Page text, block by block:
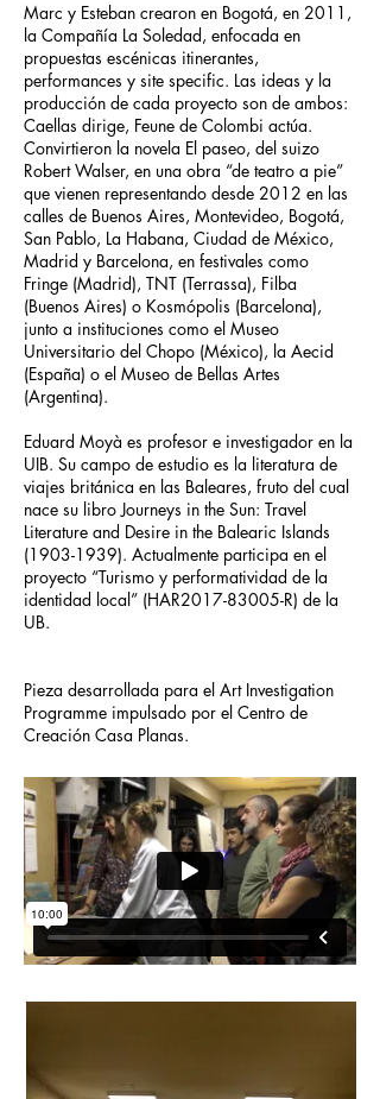
Marc y Esteban crearon en Bogotá, en 2011,
la Compañía La Soledad, enfocada en
propuestas escénicas itinerantes,
performances y site specific. Las ideas y la
producción de cada proyecto son de ambos:
Caellas dirige, Feune de Colombi actúa.
Convirtieron la novela El paseo, del suizo
Robert Walser, en una obra “de teatro a pie”
que vienen representando desde 2012 en las
calles de Buenos Aires, Montevideo, Bogotá,
San Pablo, La Habana, Ciudad de México,
Madrid y Barcelona, en festivales como
Fringe (Madrid), TNT (Terrassa), Filba
(Buenos Aires) o Kosmópolis (Barcelona),
junto a instituciones como el Museo
Universitario del Chopo (México), la Aecid
(España) o el Museo de Bellas Artes
(Argentina).
Eduard Moyà es profesor e investigador en la
UIB. Su campo de estudio es la literatura de
viajes británica en las Baleares, fruto del cual
nace su libro Journeys in the Sun: Travel
Literature and Desire in the Balearic Islands
(1903-1939). Actualmente participa en el
proyecto “Turismo y performatividad de la
identidad local” (HAR2017-83005-R) de la
UB.
Pieza desarrollada para el Art Investigation
Programme impulsado por el Centro de
Creación Casa Planas.